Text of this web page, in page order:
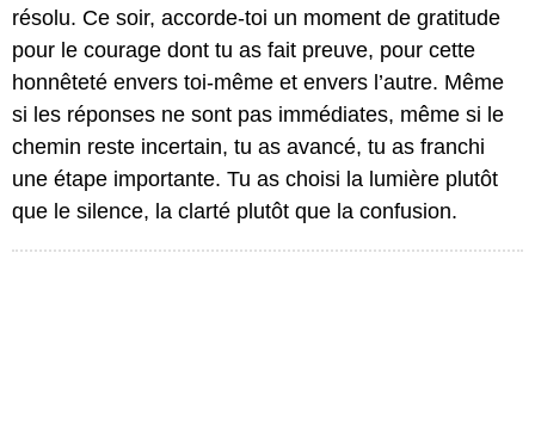
résolu. Ce soir, accorde-toi un moment de gratitude
pour le courage dont tu as fait preuve, pour cette
honnêteté envers toi-même et envers l’autre. Même
si les réponses ne sont pas immédiates, même si le
chemin reste incertain, tu as avancé, tu as franchi
une étape importante. Tu as choisi la lumière plutôt
que le silence, la clarté plutôt que la confusion.